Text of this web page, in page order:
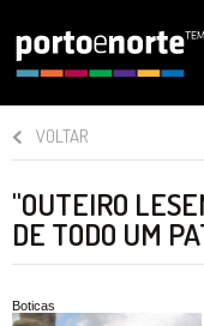
VOLTAR
"OUTEIRO
DE TODO UM
Boticas